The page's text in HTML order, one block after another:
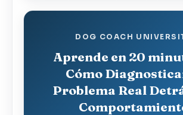
DOG COACH
Aprende en 20
Cómo
Problema Real